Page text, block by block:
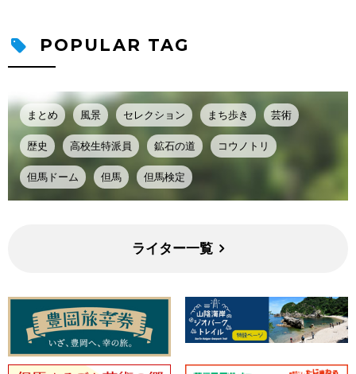
POPULAR TAG
まとめ 風景 セレクション まち歩き 芸術
歴史 高校生特派員 鉱石の道 コウノトリ
但馬ドーム 但馬 但馬検定
ライター一覧